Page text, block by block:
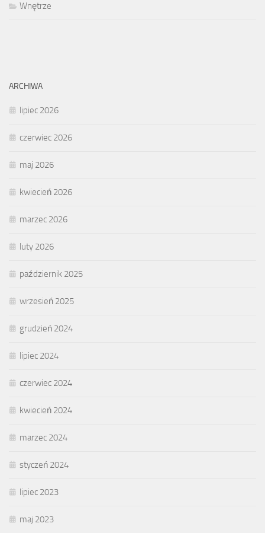
Wnętrze
ARCHIWA
lipiec 2026
czerwiec 2026
maj 2026
kwiecień 2026
marzec 2026
luty 2026
październik 2025
wrzesień 2025
grudzień 2024
lipiec 2024
czerwiec 2024
kwiecień 2024
marzec 2024
styczeń 2024
lipiec 2023
maj 2023